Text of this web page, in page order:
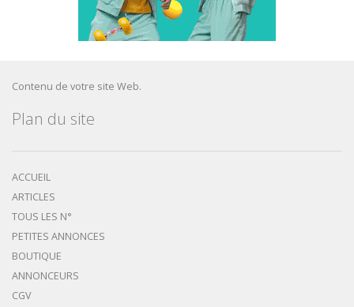
Contenu de votre site Web.
Plan du site
ACCUEIL
ARTICLES
TOUS LES N°
PETITES ANNONCES
BOUTIQUE
ANNONCEURS
CGV